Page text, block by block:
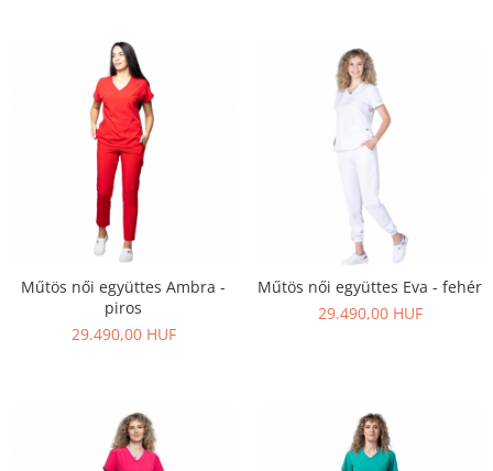
Műtös női együttes Ambra -
piros
29.490,00 HUF
Műtös női együttes Eva - fehér
29.490,00 HUF